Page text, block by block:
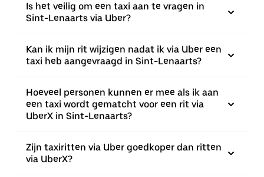
Is het veilig om een taxi aan te vragen in
Sint-Lenaarts via Uber?
Kan ik mijn rit wijzigen nadat ik via Uber een
taxi heb aangevraagd in Sint-Lenaarts?
Hoeveel personen kunnen er mee als ik aan
een taxi wordt gematcht voor een rit via
UberX in Sint-Lenaarts?
Zijn taxiritten via Uber goedkoper dan ritten
via UberX?